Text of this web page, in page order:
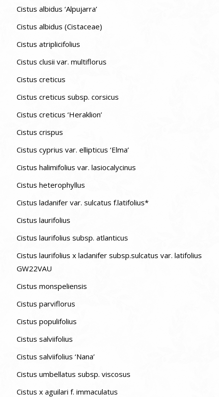
Cistus albidus ‘Alpujarra’
Cistus albidus (Cistaceae)
Cistus atriplicifolius
Cistus clusii var. multiflorus
Cistus creticus
Cistus creticus subsp. corsicus
Cistus creticus ‘Heraklion’
Cistus crispus
Cistus cyprius var. ellipticus ‘Elma’
Cistus halimifolius var. lasiocalycinus
Cistus heterophyllus
Cistus ladanifer var. sulcatus f.latifolius*
Cistus laurifolius
Cistus laurifolius subsp. atlanticus
Cistus laurifolius x ladanifer subsp.sulcatus var. latifolius
GW22VAU
Cistus monspeliensis
Cistus parviflorus
Cistus populifolius
Cistus salviifolius
Cistus salviifolius ‘Nana’
Cistus umbellatus subsp. viscosus
Cistus x aguilari f. immaculatus